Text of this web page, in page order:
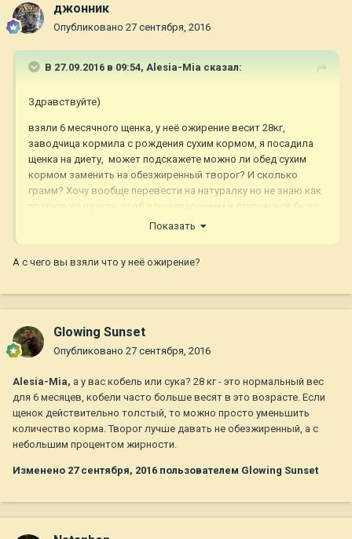
джонник
Опубликовано 27 сентября, 2016
В 27.09.2016 в 09:54, Alesia-Mia сказал:
Здравствуйте)
взяли 6 месячного щенка, у неё ожирение весит 28кг,
заводчица кормила с рождения сухим кормом, я посадила
щенка на диету, может подскажете можно ли обед сухим
кормом заменить на обезжиренный творог? И сколько
грамм? Хочу вообще перевести на натуралку но не знаю как
правильно начать, чтоб с пищеварением и стулом всё было
Показать
А с чего вы взяли что у неё ожирение?
Glowing Sunset
Опубликовано 27 сентября, 2016
Alesia-Mia, а у вас кобель или сука? 28 кг - это нормальный вес
для 6 месяцев, кобели часто больше весят в это возрасте. Если
щенок действительно толстый, то можно просто уменьшить
количество корма. Творог лучше давать не обезжиренный, а с
небольшим процентом жирности.
Изменено 27 сентября, 2016 пользователем Glowing Sunset